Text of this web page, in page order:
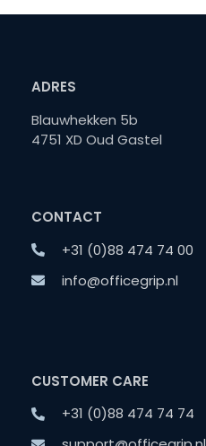
ADRES
Blauwhekken 5b
4751 XD Oud Gastel
CONTACT
+31 (0)88 474 74 00
info@officegrip.nl
CUSTOMER CARE
+31 (0)88 474 74 74